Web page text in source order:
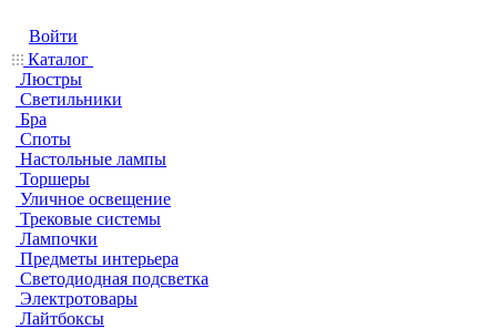
Войти
Каталог
Люстры
Светильники
Бра
Споты
Настольные лампы
Торшеры
Уличное освещение
Трековые системы
Лампочки
Предметы интерьера
Светодиодная подсветка
Электротовары
Лайтбоксы